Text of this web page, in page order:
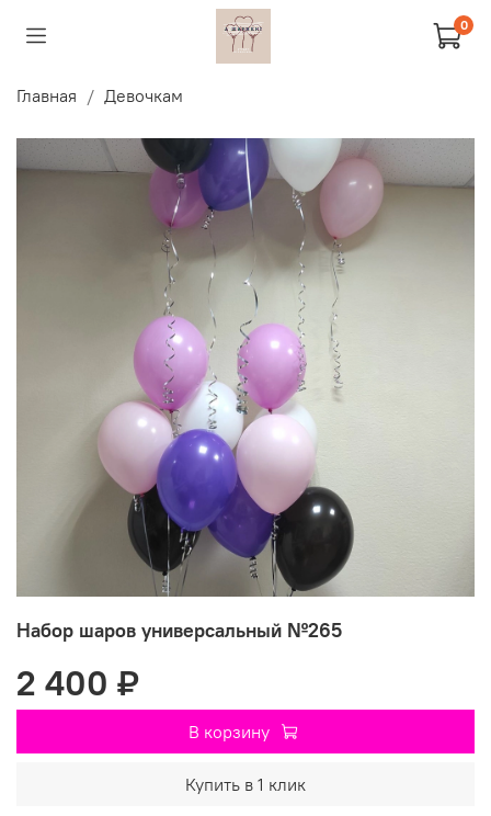
0
Главная Девочкам
Набор шаров универсальный №265
2 400 ₽
В корзину
Купить в 1 клик